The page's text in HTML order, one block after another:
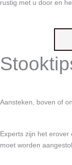
rustig met u door en
Aansteken, boven of
Experts zijn het
moet worden